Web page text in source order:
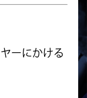
ーにかける